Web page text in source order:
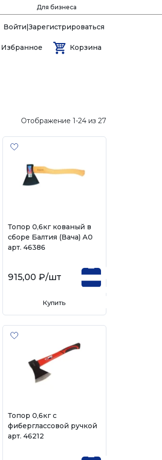
Для бизнеса
Войти|Зарегистрироваться
Избранное Корзина
Отображение 1-24 из 27
Топор 0,6кг кованый в
сборе Балтия (Вача) А0
арт. 46386
915,00 ₽/шт
Купить
Топор 0,6кг с
фиберглассовой ручкой
арт. 46212